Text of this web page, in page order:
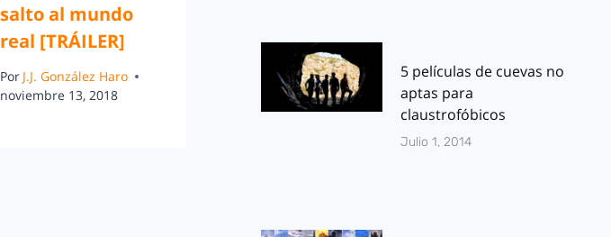
salto al mundo
real [TRÁILER]
Por J.J. González Haro
noviembre 13, 2018
5 películas de cuevas no
aptas para
claustrofóbicos
Julio 1, 2014